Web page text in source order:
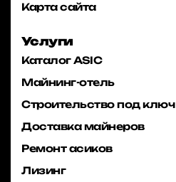
Карта сайта
Услуги
Каталог ASIC
Майнинг-отель
Строительство под ключ
Доставка майнеров
Ремонт асиков
Лизинг